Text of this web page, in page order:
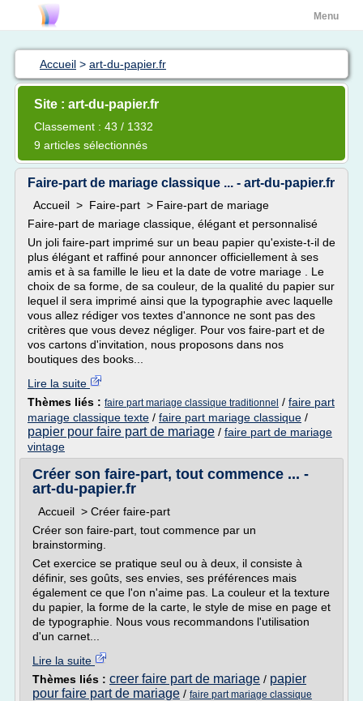
Menu
Accueil > art-du-papier.fr
Site : art-du-papier.fr
Classement : 43 / 1332
9 articles sélectionnés
Faire-part de mariage classique ... - art-du-papier.fr
Accueil > Faire-part > Faire-part de mariage
Faire-part de mariage classique, élégant et personnalisé
Un joli faire-part imprimé sur un beau papier qu'existe-t-il de
plus élégant et raffiné pour annoncer officiellement à ses
amis et à sa famille le lieu et la date de votre mariage . Le
choix de sa forme, de sa couleur, de la qualité du papier sur
lequel il sera imprimé ainsi que la typographie avec laquelle
vous allez rédiger vos textes d'annonce ne sont pas des
critères que vous devez négliger. Pour vos faire-part et de
vos cartons d'invitation, nous proposons dans nos
boutiques des books...
Lire la suite
Thèmes liés : faire part mariage classique traditionnel / faire part
mariage classique texte / faire part mariage classique /
papier pour faire part de mariage / faire part de mariage
vintage
Créer son faire-part, tout commence ... -
art-du-papier.fr
Accueil > Créer faire-part
Créer son faire-part, tout commence par un
brainstorming.
Cet exercice se pratique seul ou à deux, il consiste à
définir, ses goûts, ses envies, ses préférences mais
également ce que l'on n'aime pas. La couleur et la texture
du papier, la forme de la carte, le style de mise en page et
de typographie. Nous vous recommandons l'utilisation
d'un carnet...
Lire la suite
Thèmes liés : creer faire part de mariage / papier
pour faire part de mariage / faire part mariage classique